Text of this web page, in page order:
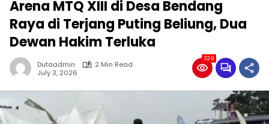
Arena MTQ XIII di Desa Bendang
Raya di Terjang Puting Beliung, Dua
Dewan Hakim Terluka
Dutaadmin
2 Min Read
July 3, 2026
329